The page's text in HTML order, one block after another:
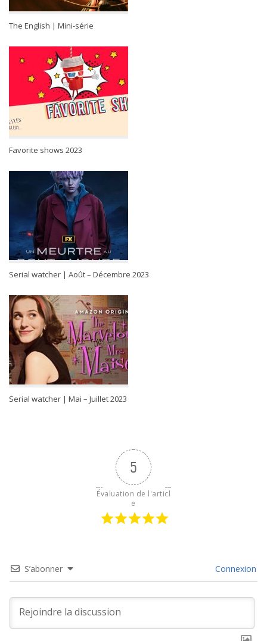
The English | Mini-série
Favorite shows 2023
Serial watcher | Août – Décembre 2023
Serial watcher | Mai – Juillet 2023
5
Évaluation de l'articl
e
S’abonner Connexion